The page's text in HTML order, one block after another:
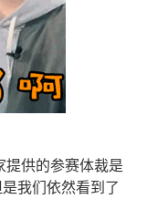
提供的参赛体裁是
我们依然看到了